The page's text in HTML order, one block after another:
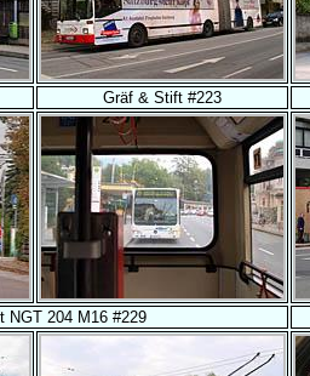
Gräf & Stift #223
NGT 204 M16 #229